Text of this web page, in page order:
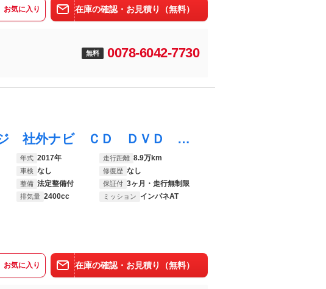
お気に入り 在庫の確認・お見積り（無料）
無料 0078-6042-7730
デリカＤ：５ Ｇ パワーパッケージ 社外ナビ ＣＤ ＤＶＤ バックカメラ ビルトインＥＴＣ クルーズコントロール 前後ドライブレコーダー パドルシフト 両側パワースライドドア オートライト オートエアコン スマートキー 盗難防止装置
年式 2017年 走行距離 8.9万km
車検 なし 修復歴 なし
整備 法定整備付 保証付 3ヶ月・走行無制限
排気量 2400cc ミッション インパネAT
お気に入り 在庫の確認・お見積り（無料）